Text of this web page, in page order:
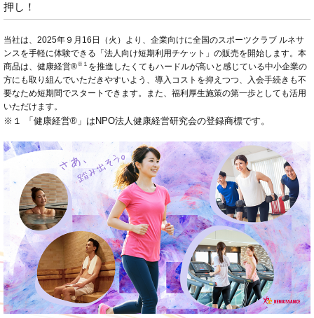
押し！
当社は、2025年９月16日（火）より、企業向けに全国のスポーツクラブ ルネサ
ンスを手軽に体験できる「法人向け短期利用チケット」の販売を開始します。本
商品は、健康経営®※１ を推進したくてもハードルが高いと感じている中小企業の
方にも取り組んでいただきやすいよう、導入コストを抑えつつ、入会手続きも不
要なため短期間でスタートできます。また、福利厚生施策の第一歩としても活用
いただけます。
※１ 「健康経営®」はNPO法人健康経営研究会の登録商標です。